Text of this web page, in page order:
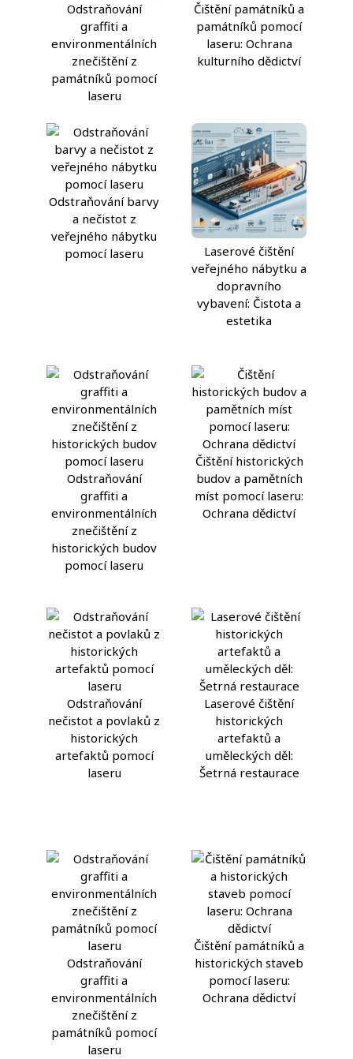
Odstraňování
graffiti a
environmentálních
znečištění z
památníků pomocí
laseru
Čištění památníků a
památníků pomocí
laseru: Ochrana
kulturního dědictví
Odstraňování barvy
a nečistot z
veřejného nábytku
pomocí laseru
Laserové čištění
veřejného nábytku a
dopravního
vybavení: Čistota a
estetika
Odstraňování
graffiti a
environmentálních
znečištění z
historických budov
pomocí laseru
Čištění historických
budov a pamětních
míst pomocí laseru:
Ochrana dědictví
Odstraňování
nečistot a povlaků z
historických
artefaktů pomocí
laseru
Laserové čištění
historických
artefaktů a
uměleckých děl:
Šetrná restaurace
Odstraňování
graffiti a
environmentálních
znečištění z
památníků pomocí
laseru
Čištění památníků a
historických staveb
pomocí laseru:
Ochrana dědictví